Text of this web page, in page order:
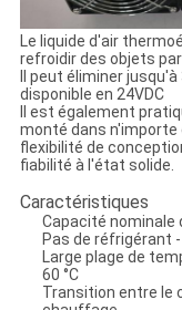
Le liquide d'air
refroidir des objets
Il peut éliminer
disponible en 24VDC
Il est également
monté dans
flexibilité de
fiabilité à l'état solide.
Caractéristiques
Capacité nominale
Pas de réfrigérant
Large plage de
60 °C
Transition entre le